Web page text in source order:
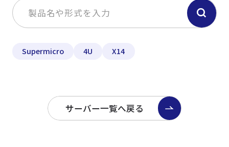
Supermicro 4U X14
サーバー一覧へ戻る